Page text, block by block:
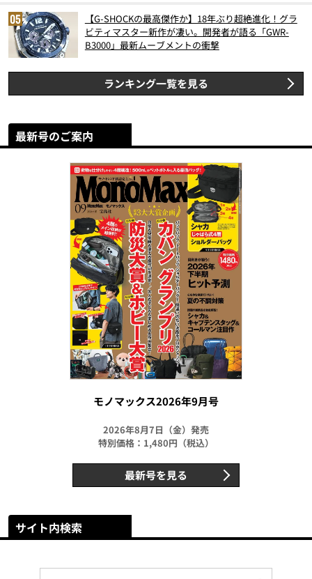
【G-SHOCKの最高傑作か】18年ぶり超絶進化！グラ
ビティマスター新作が凄い。開発者が語る「GWR-
B3000」最新ムーブメントの衝撃
ランキング一覧を見る
最新号のご案内
モノマックス2026年9月号
2026年8月7日（金）発売
特別価格：1,480円（税込）
最新号を見る
サイト内検索